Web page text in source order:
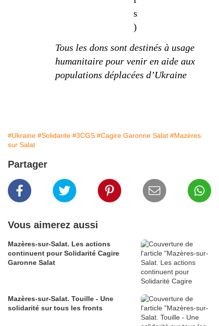
s
)
Tous les dons sont destinés à usage
humanitaire pour venir en aide aux
populations déplacées d’Ukraine
#Ukraine #Solidarite #3CGS #Cagire Garonne Salat #Mazères
sur Salat
Partager
Vous aimerez aussi
Mazères-sur-Salat. Les actions
continuent pour Solidarité Cagire
Garonne Salat
Mazères-sur-Salat. Touille - Une
solidarité sur tous les fronts